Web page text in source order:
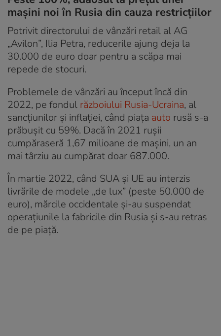
mașini noi în Rusia din cauza restricțiilor
Potrivit directorului de vânzări retail al AG
„Avilon”, Ilia Petra, reducerile ajung deja la
30.000 de euro doar pentru a scăpa mai
repede de stocuri.
Problemele de vânzări au început încă din
2022, pe fondul războiului Rusia-Ucraina, al
sancțiunilor și inflației, când piața auto rusă s-a
prăbușit cu 59%. Dacă în 2021 rușii
cumpăraseră 1,67 milioane de mașini, un an
mai târziu au cumpărat doar 687.000.
În martie 2022, când SUA și UE au interzis
livrările de modele „de lux” (peste 50.000 de
euro), mărcile occidentale și-au suspendat
operațiunile la fabricile din Rusia și s-au retras
de pe piață.